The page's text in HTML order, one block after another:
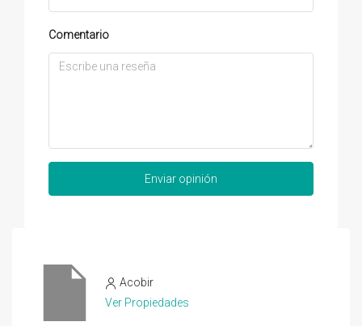
Comentario
Enviar opinión
Acobir
Ver Propiedades